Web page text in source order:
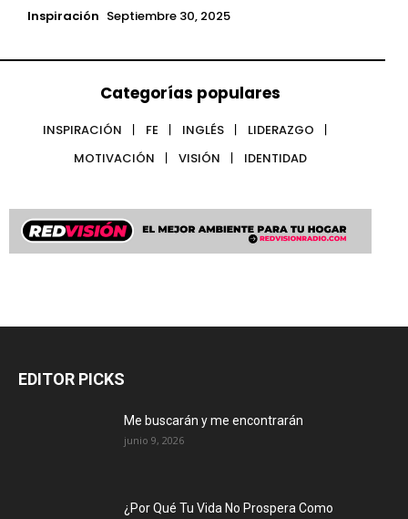
Inspiración Septiembre 30, 2025
Categorías populares
INSPIRACIÓN FE INGLÉS
LIDERAZGO
MOTIVACIÓN
VISIÓN IDENTIDAD
EDITOR PICKS
Me buscarán y me encontrarán
junio 9, 2026
¿Por Qué Tu Vida No Prospera Como